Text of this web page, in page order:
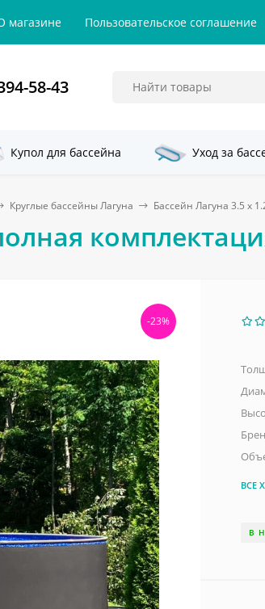
магазине Пользовательское соглашение
58-43
Купол для бассейна Уход за
Круглые бассейны Лагуна Бассейн Лагуна 3.5 х
-23%
ВСЕ
В